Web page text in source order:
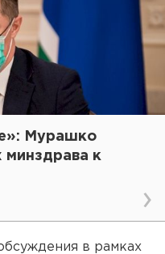
Мурашко
минздрава к
в рамках